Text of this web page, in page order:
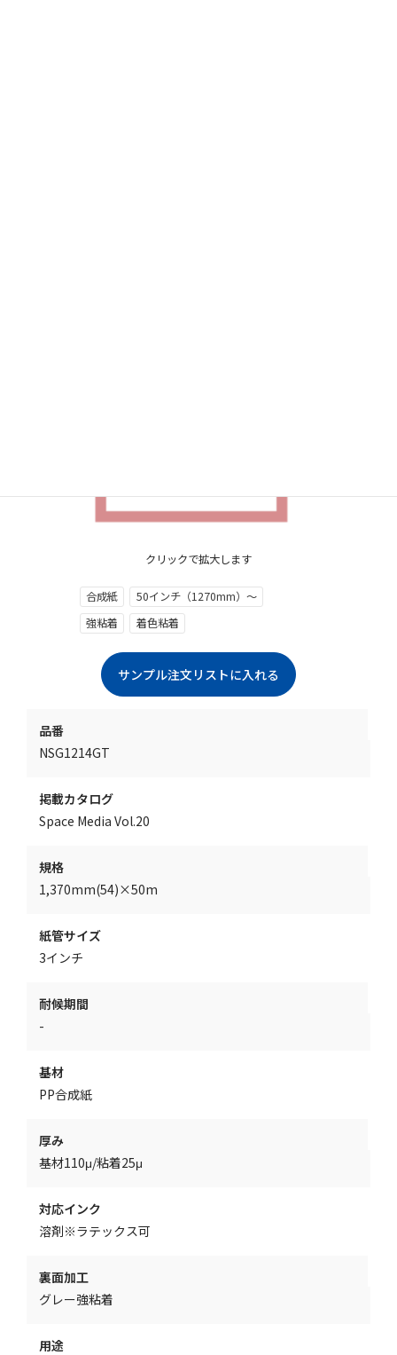
クリックで拡大します
合成紙
50インチ（1270mm）～
強粘着
着色粘着
品番
NSG1214GT
掲載カタログ
Space Media Vol.20
規格
1,370mm(54)×50m
紙管サイズ
3インチ
耐候期間
-
基材
PP合成紙
厚み
基材110μ/粘着25μ
対応インク
溶剤※ラテックス可
裏面加工
グレー強粘着
用途